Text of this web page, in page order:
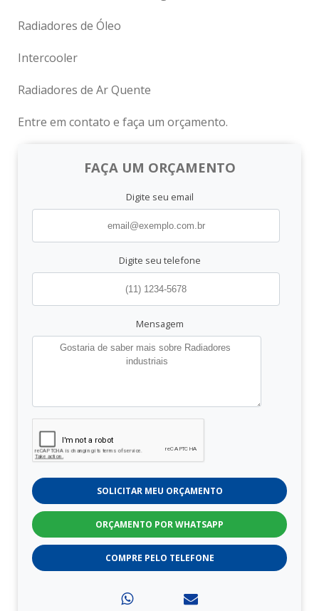
Radiadores de Óleo
Intercooler
Radiadores de Ar Quente
Entre em contato e faça um orçamento.
FAÇA UM ORÇAMENTO
Digite seu email
Digite seu telefone
Mensagem
SOLICITAR MEU ORÇAMENTO
ORÇAMENTO POR WHATSAPP
COMPRE PELO TELEFONE